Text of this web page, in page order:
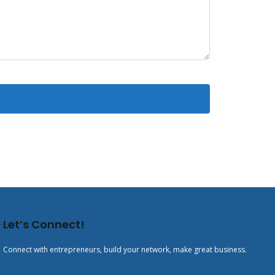
Let’s Connect!
Connect with entrepreneurs, build your network, make great business.